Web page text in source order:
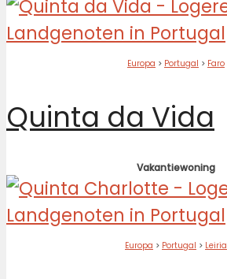
Europa > Portugal > Faro
Quinta da Vida
Vakantiewoning
Europa > Portugal > Leiria